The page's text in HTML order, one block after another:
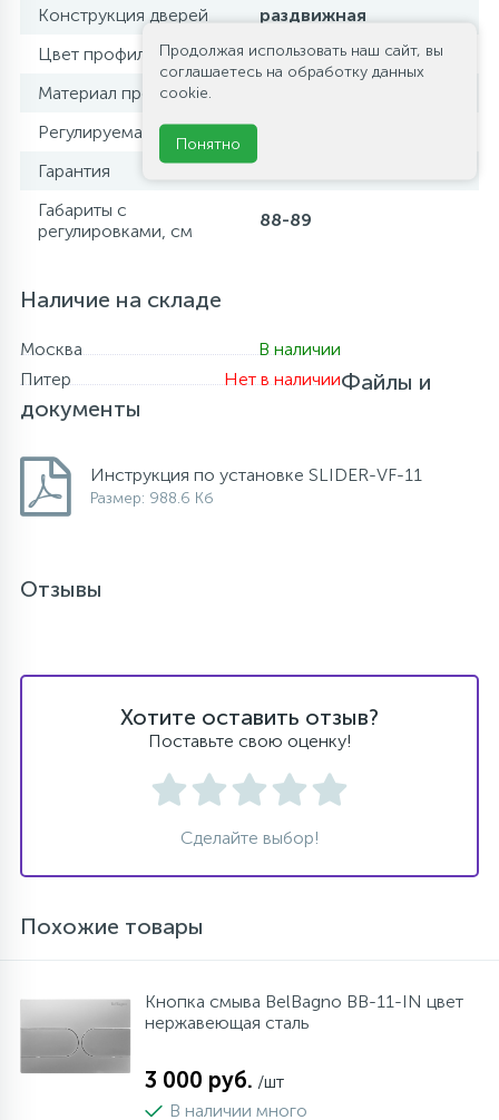
Конструкция дверей
раздвижная
Цвет профиля
оружейная сталь
Материал профиля
Регулируемая ширина
Гарантия
Габариты с
регулировками, см
88-89
Наличие на складе
Москва
В наличии
Питер
Нет в наличииФайлы и
документы
Инструкция по установке SLIDER-VF-11
Размер: 988.6 Кб
Отзывы
Хотите оставить отзыв?
Поставьте свою оценку!
Сделайте выбор!
Похожие товары
Кнопка смыва BelBagno BB-11-IN цвет
нержавеющая сталь
3 000 руб. /шт
В наличии много
Продолжая использовать наш сайт, вы
соглашаетесь на обработку данных
cookie.
Понятно